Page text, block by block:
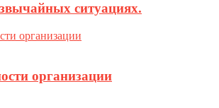
ситуациях.
организации